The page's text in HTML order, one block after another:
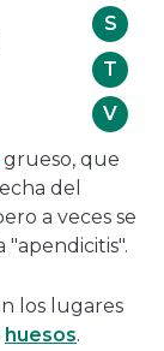
S
T
V
grueso, que
del
a veces se
"apendicitis".
los lugares
huesos.